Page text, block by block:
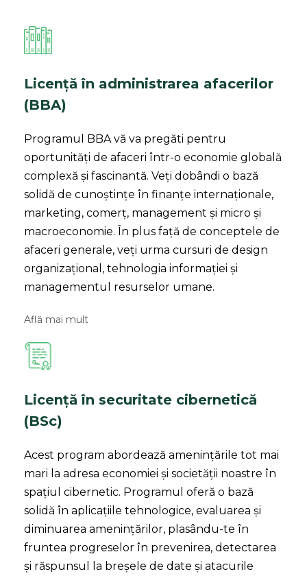
Licență în administrarea afacerilor
(BBA)
Programul BBA vă va pregăti pentru
oportunități de afaceri într-o economie globală
complexă și fascinantă. Veți dobândi o bază
solidă de cunoștințe în finanțe internaționale,
marketing, comerț, management și micro și
macroeconomie. În plus față de conceptele de
afaceri generale, veți urma cursuri de design
organizațional, tehnologia informației și
managementul resurselor umane.
Află mai mult
Licență în securitate cibernetică
(BSc)
Acest program abordează amenințările tot mai
mari la adresa economiei și societății noastre în
spațiul cibernetic. Programul oferă o bază
solidă în aplicațiile tehnologice, evaluarea și
diminuarea amenințărilor, plasându-te în
fruntea progreselor în prevenirea, detectarea
și răspunsul la breșele de date și atacurile